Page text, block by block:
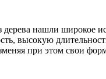
нашли широкое
высокую
при этом свои